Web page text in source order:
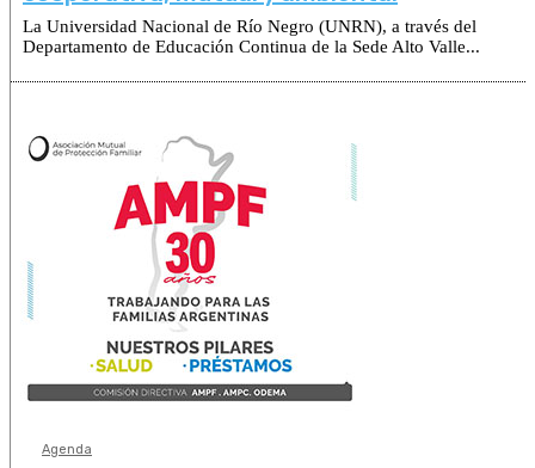
La Universidad Nacional de Río Negro (UNRN), a través del
Departamento de Educación Continua de la Sede Alto Valle...
Agenda